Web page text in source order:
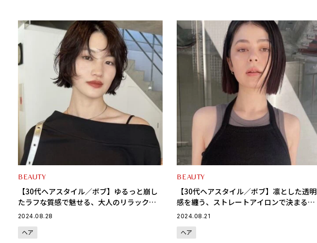
BEAUTY
【30代ヘアスタイル／ボブ】ゆるっと崩し
たラフな質感で魅せる、大人のリラックス
ボブがNEXTトレンド
2024.08.28
ヘア
BEAUTY
【30代ヘアスタイル／ボブ】凛とした透明
感を纏う、ストレートアイロンで決まる極
上シンプルボブ
2024.08.21
ヘア